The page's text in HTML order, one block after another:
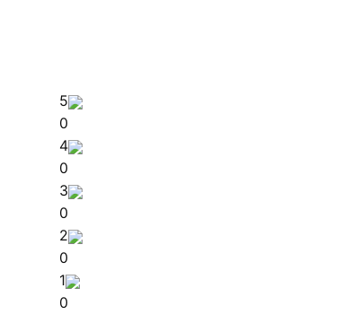
5
0
4
0
3
0
2
0
1
0